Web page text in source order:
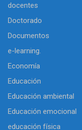
docentes
Doctorado
Documentos
e-learning.
Economía
Educación
Educación ambiental
Educación emocional
educación física